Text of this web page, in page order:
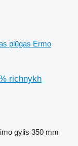
plūgas Ermo
richnykh
gylis 350 mm